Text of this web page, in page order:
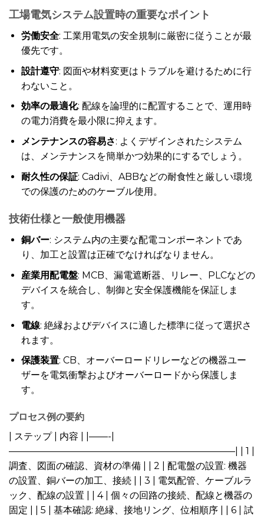
工場電気システム設置時の重要なポイント
労働安全: 工業用電気の安全規制に厳密に従うことが最
優先です。
設計遵守: 図面や材料変更はトラブルを避けるために行
わないこと。
効率の最適化: 配線を論理的に配置することで、運用時
の電力消費を最小限に抑えます。
メンテナンスの容易さ: よくデザインされたシステム
は、メンテナンスを簡単かつ効果的にするでしょう。
耐久性の保証: Cadivi、ABBなどの耐食性と厳しい環境
での保護のためのケーブル使用。
技術仕様と一般使用機器
銅バー: システム内の主要な配電コンポーネントであ
り、加工と設置は正確でなければなりません。
産業用配電盤: MCB、漏電遮断器、リレー、PLCなどの
デバイスを統合し、制御と安全保護機能を保証しま
す。
電線: 絶縁およびデバイスに適した標準に従って選択さ
れます。
保護装置: CB、オーバーロードリレーなどの機器ユー
ザーを電気衝撃およびオーバーロードから保護しま
す。
プロセス例の要約
| ステップ | 内容 | |——-|
————————————————————————| | 1 |
調査、図面の確認、資材の準備 | | 2 | 配電盤の設置: 機器
の設置、銅バーの加工、接続 | | 3 | 電気配管、ケーブルラ
ック、配線の設置 | | 4 | 個々の回路の接続、配線と機器の
固定 | | 5 | 基本確認: 絶縁、接地リング、位相順序 | | 6 | 試